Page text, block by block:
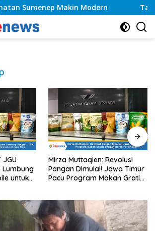
Sumenep Makin Modern
JGU
untuk
Mirza Muttaqien: Revolusi
Pangan Dimulai! Jawa Timur
Pacu Program Makan Gratis